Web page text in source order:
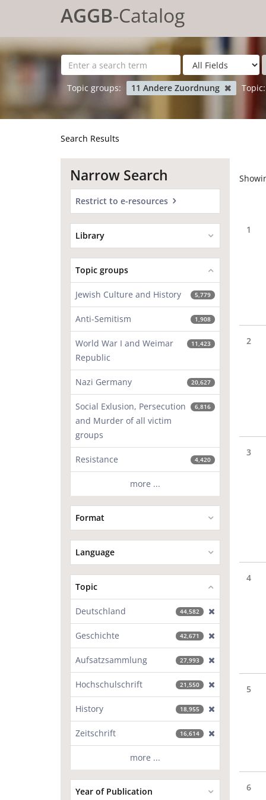
for search '
AGGB-Catalog
Topic groups: 11 Andere Zuordnung Topic:
Search Results
1
2
3
4
5
6
Narrow Search
Restrict to e-resources
Library
Topic groups
Jewish Culture and History 5,779
Anti-Semitism 1,908
World War I and Weimar
Republic
11,423
Nazi Germany 20,627
Social Exlusion, Persecution
and Murder of all victim
groups
6,816
Resistance 4,420
more ...
Format
Language
Topic
Deutschland 44,582
Geschichte 42,671
Aufsatzsammlung 27,993
Hochschulschrift 21,550 [exclude]
History 18,955
Zeitschrift 16,614
more ...
Year of Publication